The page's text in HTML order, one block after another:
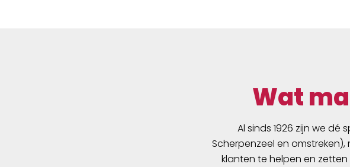
Wat
Al sinds 1926 zijn we dé
Scherpenzeel en
klanten te helpen en